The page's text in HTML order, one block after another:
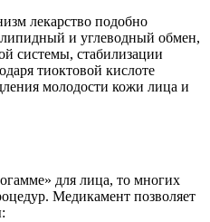
лекарство подобно
и углеводный обмен,
системы, стабилизации
тиоктовой кислоте
молодости кожи лица и
для лица, то многих
Медикамент позволяет